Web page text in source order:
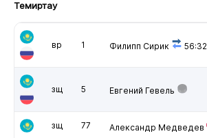
Темиртау
вр 1 Филипп Сирик 56:32
зщ 5 Евгений Гевель
зщ 77 Александр Медведев